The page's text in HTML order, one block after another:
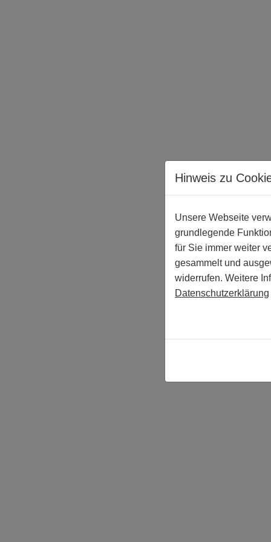
Hinweis zu
Unsere Webseite
grundlegende
für Sie immer weiter
gesammelt und
widerrufen. Weitere
Datenschutzerklärung